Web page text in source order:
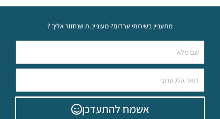
מתעניין בשירותי ערדום? מעוניינ.ת שנחזור אליך ?
אשמח להתעדכן